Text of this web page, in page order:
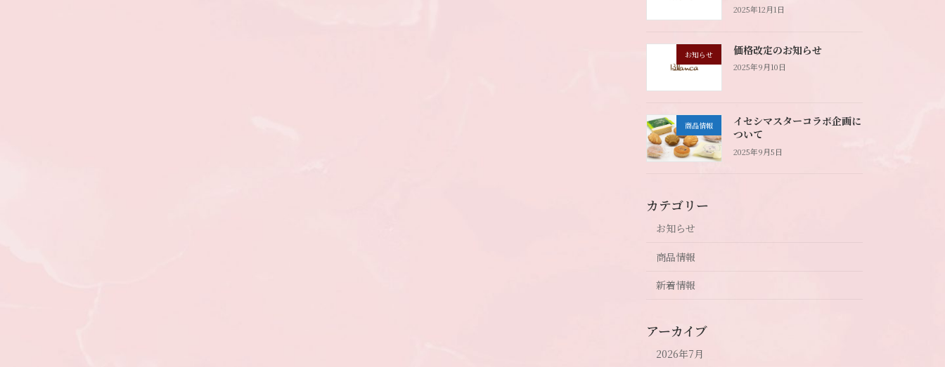
2025年12月1日
お知らせ 価格改定のお知らせ
2025年9月10日
商品情報
イセシマスターコラボ企画に
ついて
2025年9月5日
カテゴリー
お知らせ
商品情報
新着情報
アーカイブ
2026年7月